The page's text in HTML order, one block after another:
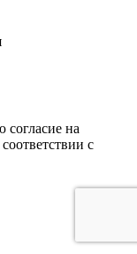
согласие на
с